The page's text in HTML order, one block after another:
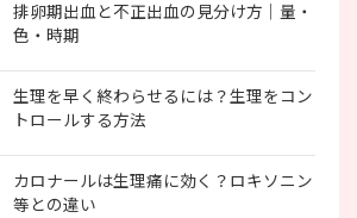
排卵期出血と不正出血の見分け方｜量・
色・時期
生理を早く終わらせるには？生理をコン
トロールする方法
カロナールは生理痛に効く？ロキソニン
等との違い